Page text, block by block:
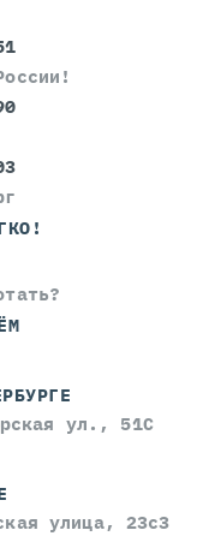
ул., 51С
улица, 23с3